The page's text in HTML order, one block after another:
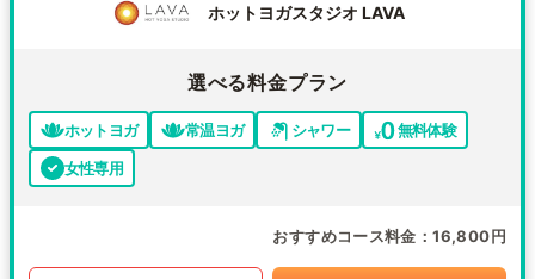
ホットヨガスタジオ LAVA
選べる料金プラン
ホットヨガ 常温ヨガ シャワー
無料体験
女性専用
おすすめコース料金 16,800円